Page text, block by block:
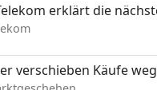
erklärt die
verschieben Käufe